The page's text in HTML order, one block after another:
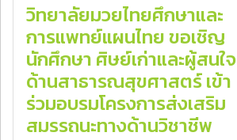
วิทยาลัยมวยไทยศึกษาและ
การแพทย์แผนไทย ขอเชิญ
นักศึกษา ศิษย์เก่าและผู้สนใจ
ด้านสาธารณสุขศาสตร์ เข้า
ร่วมอบรมโครงการส่งเสริม
สมรรถนะทางด้านวิชาชีพ